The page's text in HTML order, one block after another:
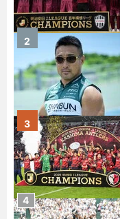
2
3
4